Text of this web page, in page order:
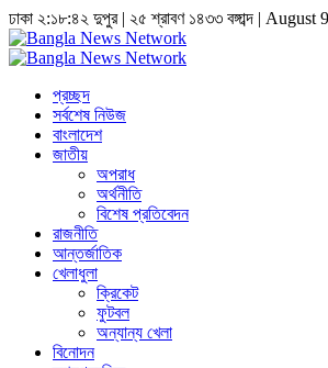
ঢাকা ২:১৮:৪৩ দুপুর| ২৫ শ্রাবণ ১৪৩৩ বঙ্গাব্দ | August
প্রচ্ছদ
সর্বশেষ নিউজ
বাংলাদেশ
জাতীয়
অপরাধ
অর্থনীতি
বিশেষ প্রতিবেদন
রাজনীতি
আন্তর্জাতিক
খেলাধুলা
ক্রিকেট
ফুটবল
অন্যান্য খেলা
বিনোদন